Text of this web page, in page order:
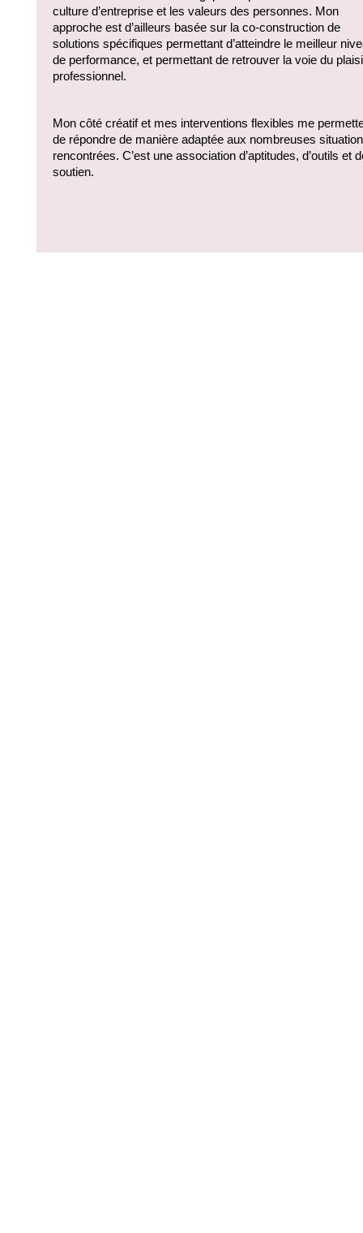
culture d’entreprise et les valeurs des personnes. Mon
approche est d’ailleurs basée sur la co-construction de
solutions spécifiques permettant d’atteindre le meilleur
de performance, et permettant de retrouver la voie du
professionnel.
Mon côté créatif et mes interventions flexibles me
de répondre de manière adaptée aux nombreuses
rencontrées. C’est une association d’aptitudes, d’outils et
soutien.